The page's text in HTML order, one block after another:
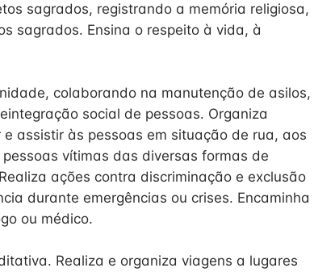
sagrados, registrando a memória religiosa,
sagrados. Ensina o respeito à vida, à
colaborando na manutenção de asilos,
social de pessoas. Organiza
assistir às pessoas em situação de rua, aos
vítimas das diversas formas de
ações contra discriminação e exclusão
durante emergências ou crises. Encaminha
ou médico.
Realiza e organiza viagens a lugares